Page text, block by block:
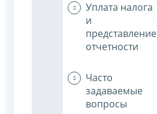
Уплата налога
и
представление
отчетности
Часто
задаваемые
вопросы